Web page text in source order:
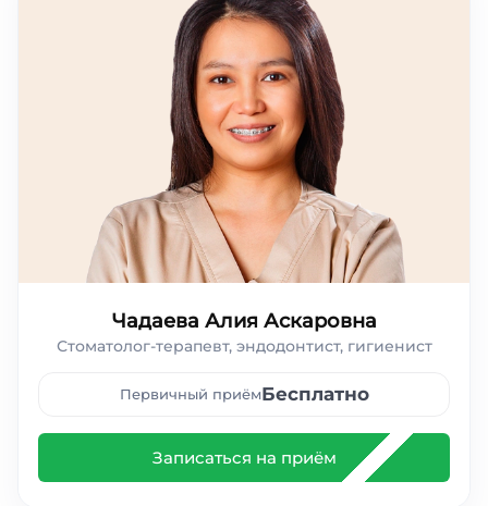
Чадаева Алия Аскаровна
Стоматолог-терапевт, эндодонтист, гигиенист
Первичный приёмБесплатно
Записаться на приём